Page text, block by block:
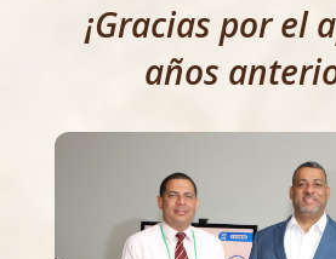
¡Gracias por el
años